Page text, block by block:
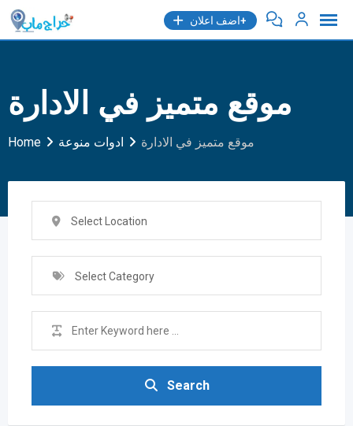
Skip
اضف اعلان+
موقع متميز في الادارة
Home ادوات منوعة موقع متميز في الادارة
Select Location
Select Category
Search